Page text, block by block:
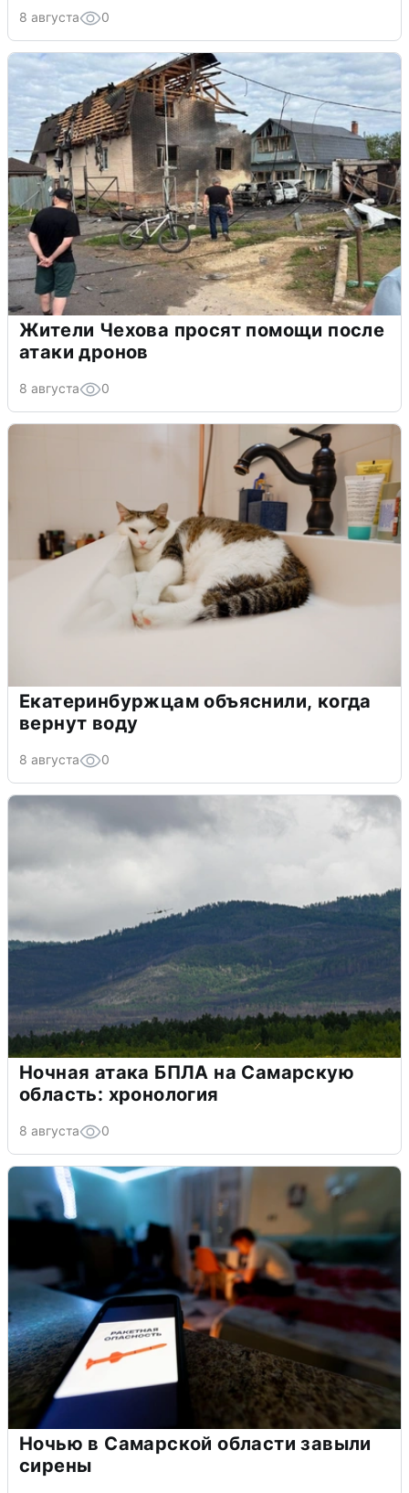
8 августа 0
Жители Чехова просят помощи после
атаки дронов
8 августа 0
Екатеринбуржцам объяснили, когда
вернут воду
8 августа 0
Ночная атака БПЛА на Самарскую
область: хронология
8 августа 0
Ночью в Самарской области завыли
сирены